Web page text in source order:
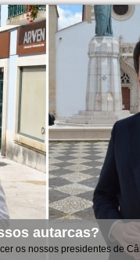
autarcas?
os nossos presidentes de